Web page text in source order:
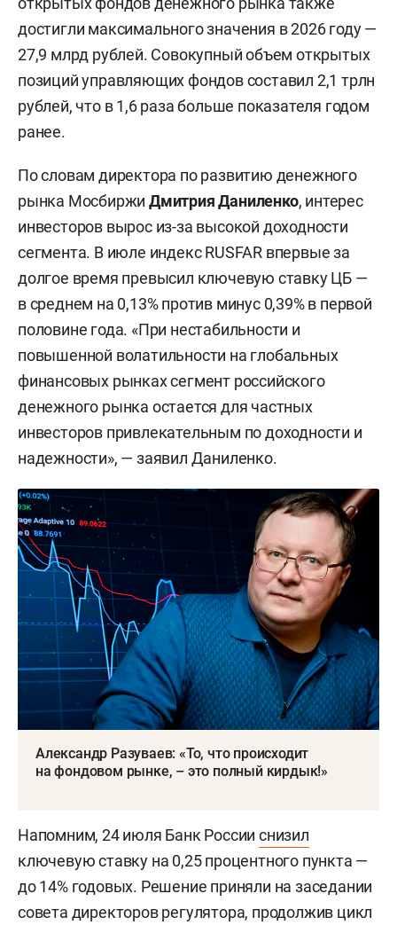
достигли максимального значения в 2026 году —
27,9 млрд рублей. Совокупный объем открытых
позиций управляющих фондов составил 2,1 трлн
рублей, что в 1,6 раза больше показателя годом
ранее.
По словам директора по развитию денежного
рынка МосбиржиДмитрия Даниленко, интерес
инвесторов вырос из-за высокой доходности
сегмента. В июле индекс RUSFAR впервые за
долгое время превысил ключевую ставку ЦБ —
в среднем на 0,13% против минус 0,39% в первой
половине года. «При нестабильности и
повышенной волатильности на глобальных
финансовых рынках сегмент российского
денежного рынка остается для частных
инвесторов привлекательным по доходности и
надежности», — заявил Даниленко.
Александр Разуваев: «То, что происходит
на фондовом рынке, – это полный кирдык!»
Напомним, 24 июля Банк Россииснизил
ключевую ставку на 0,25 процентного пункта —
до 14% годовых. Решение приняли на заседании
совета директоров регулятора, продолжив цикл